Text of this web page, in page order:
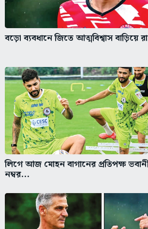
বড়ো ব্যবধানে জিতে আত্মবিশ্বাস বাড়িয়ে
লিগে আজ মোহন বাগানের প্রতিপক্ষ
নম্বর...